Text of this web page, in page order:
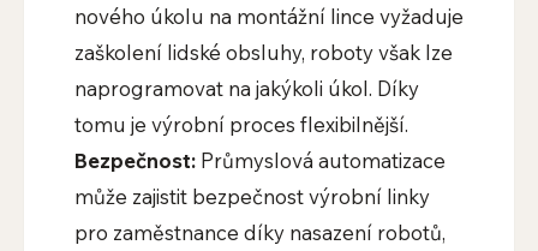
nového úkolu na montážní lince vyžaduje
zaškolení lidské obsluhy, roboty však lze
naprogramovat na jakýkoli úkol. Díky
tomu je výrobní proces flexibilnější.
Bezpečnost:Průmyslová automatizace
může zajistit bezpečnost výrobní linky
pro zaměstnance díky nasazení robotů,